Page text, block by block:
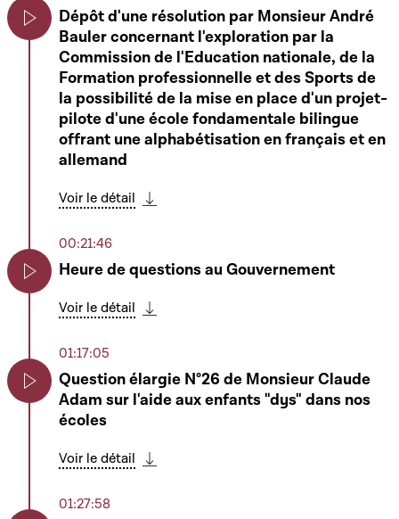
Dépôt d'une résolution par Monsieur André
Bauler concernant l'exploration par la
Commission de l'Education nationale, de la
Formation professionnelle et des Sports de
la possibilité de la mise en place d'un projet-
pilote d'une école fondamentale bilingue
offrant une alphabétisation en français et en
allemand
Voir le détail
00:21:46
Heure de questions au Gouvernement
Voir le détail
01:17:05
Question élargie N°26 de Monsieur Claude
Adam sur l'aide aux enfants "dys" dans nos
écoles
Voir le détail
01:27:58